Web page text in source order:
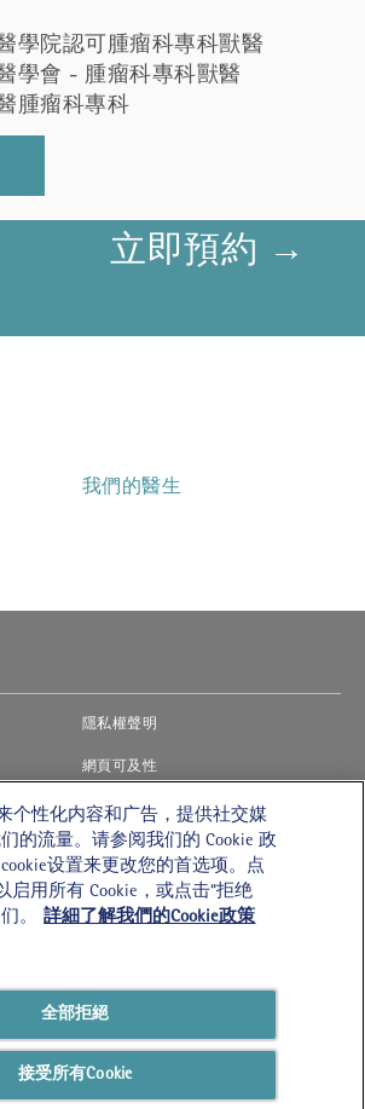
學院認可腫瘤科專科獸醫
學會 - 腫瘤科專科獸醫
腫瘤科專科
立即預約 →
我們的醫生
隱私權聲明
網頁可及性
window) 《現代奴役法案》(opens in new window)
职业 (opens in new window)
和 Affiliates 版權所有。保留所有權利
个性化内容和广告，提供社交媒
的流量。请参阅我们的 Cookie 政
设置来更改您的首选项。点
启用所有 Cookie，或点击“拒绝
。
詳細了解我們的Cookie政策
全部拒絕
接受所有Cookie